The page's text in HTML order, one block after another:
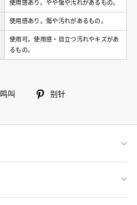
使用感あり。やや傷や汚れがあるもの。
使用感あり。傷や汚れがあるもの。
使用可。使用感・目立つ汚れやキズがあ
るもの。
鸣叫 别针